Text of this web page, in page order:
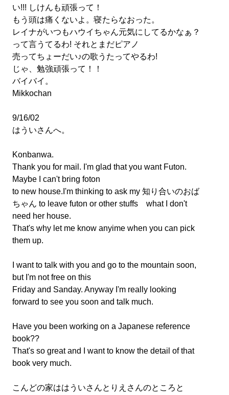
い!!! しけんも頑張って！
もう頭は痛くないよ。寝たらなおった。
レイナがいつもハウイちゃん元気にしてるかなぁ？
って言うてるわ! それとまだピアノ
売ってちょーだい♪の歌うたってやるわ!
じゃ、勉強頑張って！！
バイバイ。
Mikkochan
9/16/02
はういさんへ。
Konbanwa.
Thank you for mail. I'm glad that you want Futon.
Maybe I can't bring foton
to new house.I'm thinking to ask my 知り合いのおば
ちゃん to leave futon or other stuffs what I don't
need her house.
That's why let me know anyime when you can pick
them up.
I want to talk with you and go to the mountain soon,
but I'm not free on this
Friday and Sanday. Anyway I'm really looking
forward to see you soon and talk much.
Have you been working on a Japanese reference
book??
That's so great and I want to know the detail of that
book very much.
こんどの家ははういさんとりえさんのところと